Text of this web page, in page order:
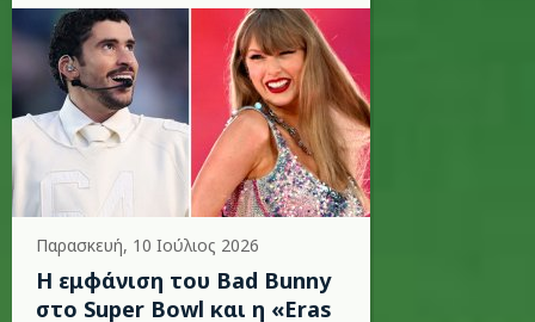
Παρασκευή, 10 Ιούλιος 2026
Η εμφάνιση του Bad Bunny
στο Super Bowl και η «Eras